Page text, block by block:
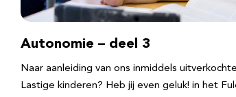
Autonomie – deel 3
Naar aanleiding van ons inmiddels
Lastige kinderen? Heb jij even geluk! in het